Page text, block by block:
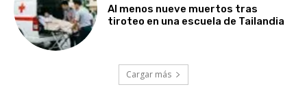
Al menos nueve muertos tras
tiroteo en una escuela de Tailandia
Cargar más